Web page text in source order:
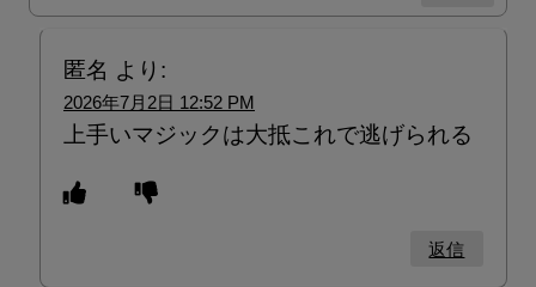
匿名 より:
2026年7月2日 12:52 PM
上手いマジックは大抵これで逃げられる
返信